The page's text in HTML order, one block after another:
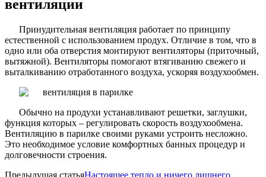
вентиляции
Принудительная вентиляция работает по принципу
естественной с использованием продух. Отличие в том, что в
одно или оба отверстия монтируют вентиляторы (приточный,
вытяжной). Вентиляторы помогают втягиванию свежего и
выталкиванию отработанного воздуха, ускоряя воздухообмен.
Обычно на продухи устанавливают решетки, заглушки,
функция которых – регулировать скорость воздухообмена.
Вентиляцию в парилке своими руками устроить несложно.
Это необходимое условие комфортных банных процедур и
долговечности строения.